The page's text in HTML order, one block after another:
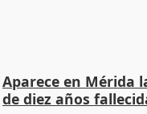
Aparece en Mérida
de diez años